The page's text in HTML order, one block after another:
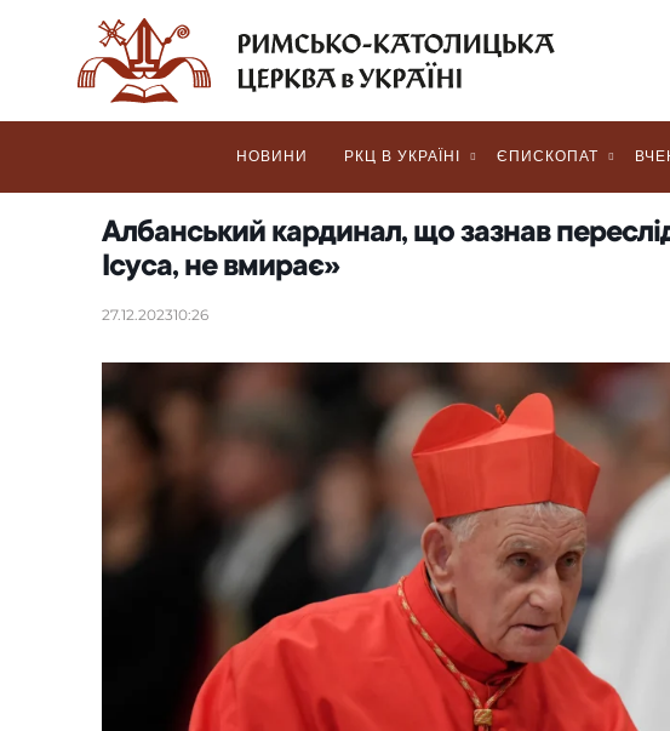
НОВИНИ РКЦ В УКРАЇНІ ЄПИСКОПАТ
Албанський кардинал, що зазнав
Ісуса, не вмирає»
27.12.202310:26